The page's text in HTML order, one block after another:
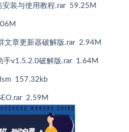
安装与使用教程.rar 59.25M
文章更新器破解版.rar 2.94M
手v1.5.2.0破解版.rar 1.64M
157.32kb
2.59M